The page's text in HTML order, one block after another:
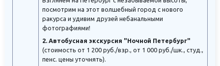
посмотрим на этот волшебный город с нового
ракурса и удивим друзей небанальными
фотографиями!
2. Автобусная экскурсия "Ночной Петербург"
(стоимость от 1 200 руб./взр., от 1 000 руб./шк., студ.,
пенс. цены уточнять).